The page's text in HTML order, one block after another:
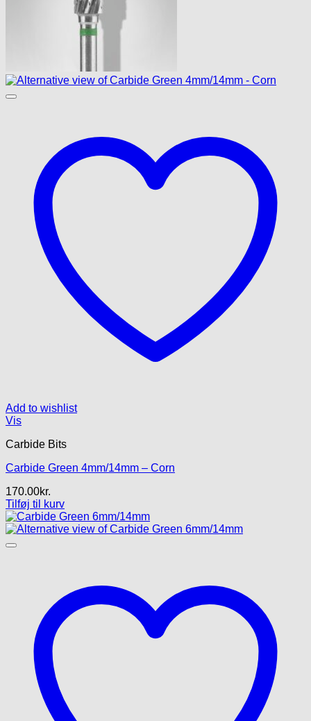
Add to wishlist
Vis
Carbide Bits
Carbide Green 4mm/14mm – Corn
170.00kr.
Tilføj til kurv